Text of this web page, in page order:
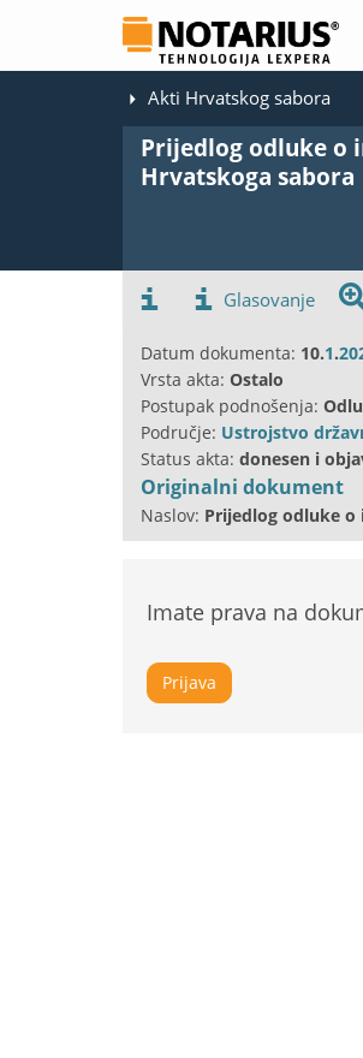
Akti Hrvatskog sabora
Prijedlog odluke o
Hrvatskoga sabora
Glasovanje
Datum dokumenta: 10.1.
Vrsta akta: Ostalo
Postupak podnošenja:
Područje: Ustrojstvo
Status akta: donesen i
Originalni dokument
Naslov: Prijedlog odluke o
Imate prava na
Prijava